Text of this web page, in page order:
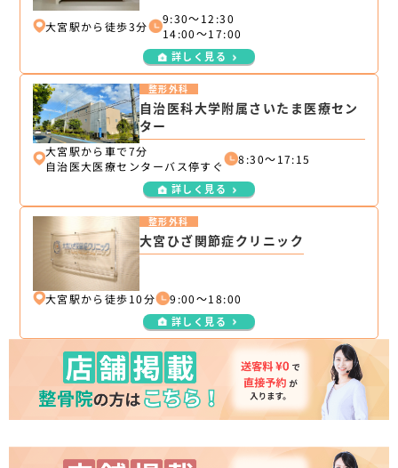
大宮駅から徒歩3分
9:30～12:30
14:00～17:00
詳しく見る
自治医科大学附属さいたま医療セン
ター
整形外科
大宮駅から車で7分
自治医大医療センターバス停すぐ
8:30～17:15
詳しく見る
大宮ひざ関節症クリニック
整形外科
大宮駅から徒歩10分 9:00～18:00
詳しく見る